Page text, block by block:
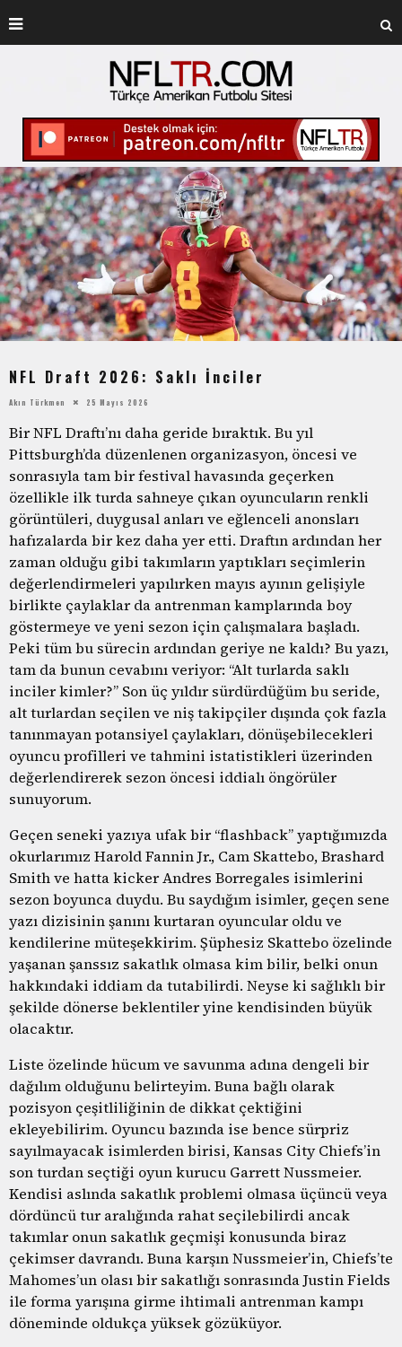
NFL Draft 2026: Saklı İnciler
Akın Türkmen 25 Mayıs 2026
Bir NFL Draftı’nı daha geride bıraktık. Bu yıl
Pittsburgh’da düzenlenen organizasyon, öncesi ve
sonrasıyla tam bir festival havasında geçerken
özellikle ilk turda sahneye çıkan oyuncuların renkli
görüntüleri, duygusal anları ve eğlenceli anonsları
hafızalarda bir kez daha yer etti. Draftın ardından her
zaman olduğu gibi takımların yaptıkları seçimlerin
değerlendirmeleri yapılırken mayıs ayının gelişiyle
birlikte çaylaklar da antrenman kamplarında boy
göstermeye ve yeni sezon için çalışmalara başladı.
Peki tüm bu sürecin ardından geriye ne kaldı? Bu yazı,
tam da bunun cevabını veriyor: “Alt turlarda saklı
inciler kimler?” Son üç yıldır sürdürdüğüm bu seride,
alt turlardan seçilen ve niş takipçiler dışında çok fazla
tanınmayan potansiyel çaylakları, dönüşebilecekleri
oyuncu profilleri ve tahmini istatistikleri üzerinden
değerlendirerek sezon öncesi iddialı öngörüler
sunuyorum.
Geçen seneki yazıya ufak bir “flashback” yaptığımızda
okurlarımız Harold Fannin Jr., Cam Skattebo, Brashard
Smith ve hatta kicker Andres Borregales isimlerini
sezon boyunca duydu. Bu saydığım isimler, geçen sene
yazı dizisinin şanını kurtaran oyuncular oldu ve
kendilerine müteşekkirim. Şüphesiz Skattebo özelinde
yaşanan şanssız sakatlık olmasa kim bilir, belki onun
hakkındaki iddiam da tutabilirdi. Neyse ki sağlıklı bir
şekilde dönerse beklentiler yine kendisinden büyük
olacaktır.
Liste özelinde hücum ve savunma adına dengeli bir
dağılım olduğunu belirteyim. Buna bağlı olarak
pozisyon çeşitliliğinin de dikkat çektiğini
ekleyebilirim. Oyuncu bazında ise bence sürpriz
sayılmayacak isimlerden birisi, Kansas City Chiefs’in
son turdan seçtiği oyun kurucu Garrett Nussmeier.
Kendisi aslında sakatlık problemi olmasa üçüncü veya
dördüncü tur aralığında rahat seçilebilirdi ancak
takımlar onun sakatlık geçmişi konusunda biraz
çekimser davrandı. Buna karşın Nussmeier’in, Chiefs’te
Mahomes’un olası bir sakatlığı sonrasında Justin Fields
ile forma yarışına girme ihtimali antrenman kampı
döneminde oldukça yüksek gözüküyor.